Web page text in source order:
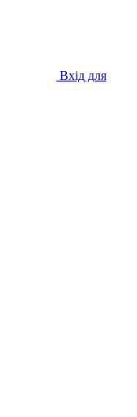
Вхід для